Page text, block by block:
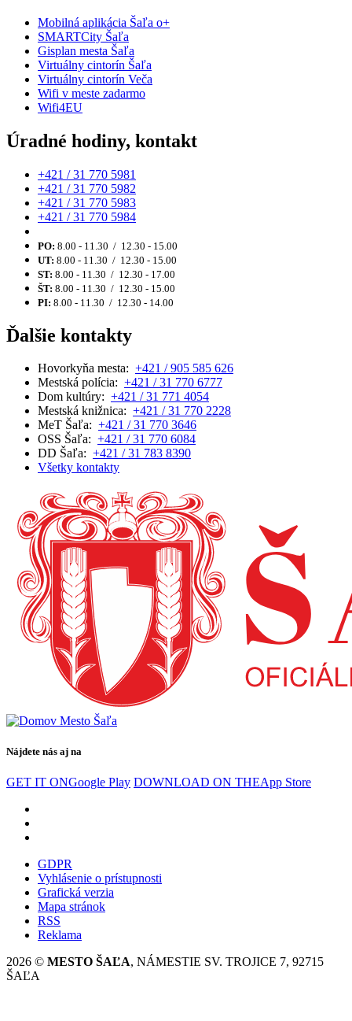
Mobilná aplikácia Šaľa o+
SMARTCity Šaľa
Gisplan mesta Šaľa
Virtuálny cintorín Šaľa
Virtuálny cintorín Veča
Wifi v meste zadarmo
Wifi4EU
Úradné hodiny, kontakt
+421 / 31 770 5981
+421 / 31 770 5982
+421 / 31 770 5983
+421 / 31 770 5984
PO: 8.00 - 11.30 / 12.30 - 15.00
UT: 8.00 - 11.30 / 12.30 - 15.00
ST: 8.00 - 11.30 / 12.30 - 17.00
ŠT: 8.00 - 11.30 / 12.30 - 15.00
PI: 8.00 - 11.30 / 12.30 - 14.00
Ďalšie kontakty
Hovorkyňa mesta: +421 / 905 585 626
Mestská polícia: +421 / 31 770 6777
Dom kultúry: +421 / 31 771 4054
Mestská knižnica: +421 / 31 770 2228
MeT Šaľa: +421 / 31 770 3646
OSS Šaľa: +421 / 31 770 6084
DD Šaľa: +421 / 31 783 8390
Všetky kontakty
Nájdete nás aj na
GET IT ONGoogle Play DOWNLOAD ON THEApp Store
GDPR
Vyhlásenie o prístupnosti
Grafická verzia
Mapa stránok
RSS
Reklama
2026 © MESTO ŠAĽA, NÁMESTIE SV. TROJICE 7, 92715
ŠAĽA